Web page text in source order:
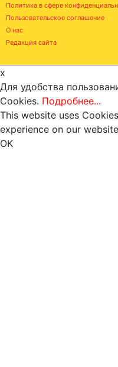
Политика в сфере
Пользовательское соглашение
О нас
Редакция сайта
x
Для удобства
Cookies. Подробнее...
This website uses
experience on our
OK